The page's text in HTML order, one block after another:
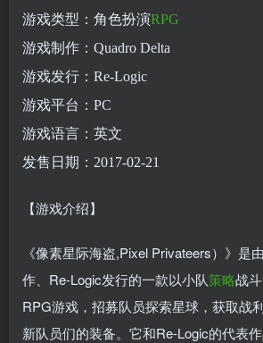
游戏类型：角色扮演RPG
游戏制作：Quadro Delta
游戏发行：Re-Logic
游戏平台：PC
游戏语言：英文
发售日期：2017-02-21
【游戏介绍】
《像素星际海盗,Pixel Privateers）》是
作、Re-Logic发行的一款以小队策略战
RPG游戏，招募队员探索星球，获取战
新队员们的装备。它和Re-Logic的代表